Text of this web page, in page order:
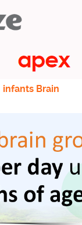
infants Brain